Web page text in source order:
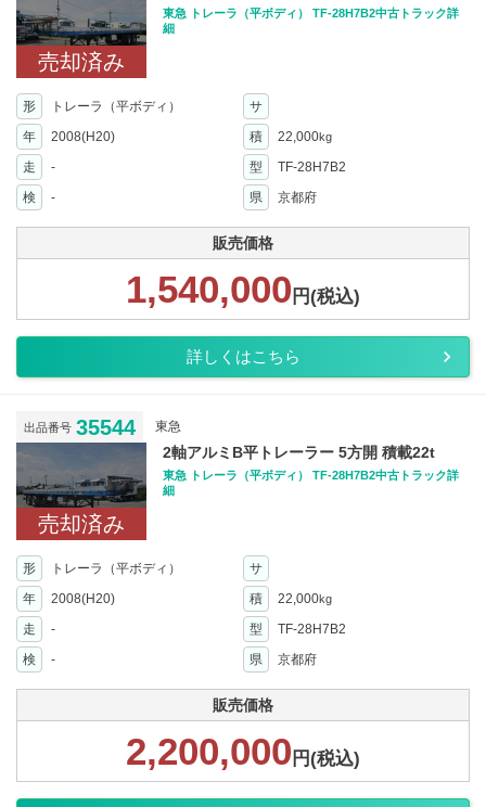
売却済み
東急 トレーラ（平ボディ） TF-28H7B2中古トラック詳
細
形 トレーラ（平ボディ）
サ
年
2008(H20) 積 22,000kg
走 - 型
TF-28H7B2
検
- 県 京都府
販売価格
1,540,000 円(税込)
詳しくはこちら
出品番号 35544 東急
売却済み
2軸アルミB平トレーラー 5方開 積載22t
東急 トレーラ（平ボディ） TF-28H7B2中古トラック詳
細
形 トレーラ（平ボディ）
サ
年
2008(H20) 積 22,000kg
走 - 型
TF-28H7B2
検
- 県 京都府
販売価格
2,200,000 円(税込)